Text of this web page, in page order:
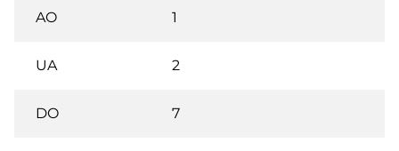
AO 1
UA 2
DO 7